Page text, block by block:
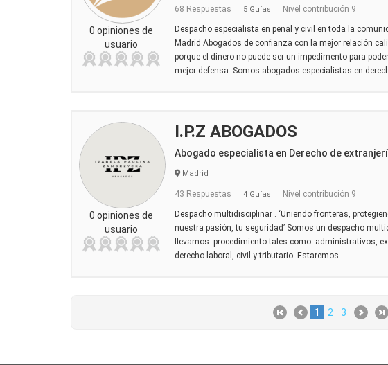
0 opiniones de
usuario
68 Respuestas 5 Guías Nivel contribución 9
Despacho especialista en penal y civil en toda la
Madrid Abogados de confianza con la mejor relación
porque el dinero no puede ser un impedimento para
mejor defensa. Somos abogados especialistas en
0 opiniones de
usuario
I.P.Z ABOGADOS
Abogado especialista en Derecho de
Madrid
43 Respuestas 4 Guías Nivel contribución 9
Despacho multidisciplinar . ‘Uniendo fronteras,
nuestra pasión, tu seguridad’ Somos un despacho
llevamos procedimiento tales como administrativos,
derecho laboral, civil y tributario. Estaremos...
1 2 3